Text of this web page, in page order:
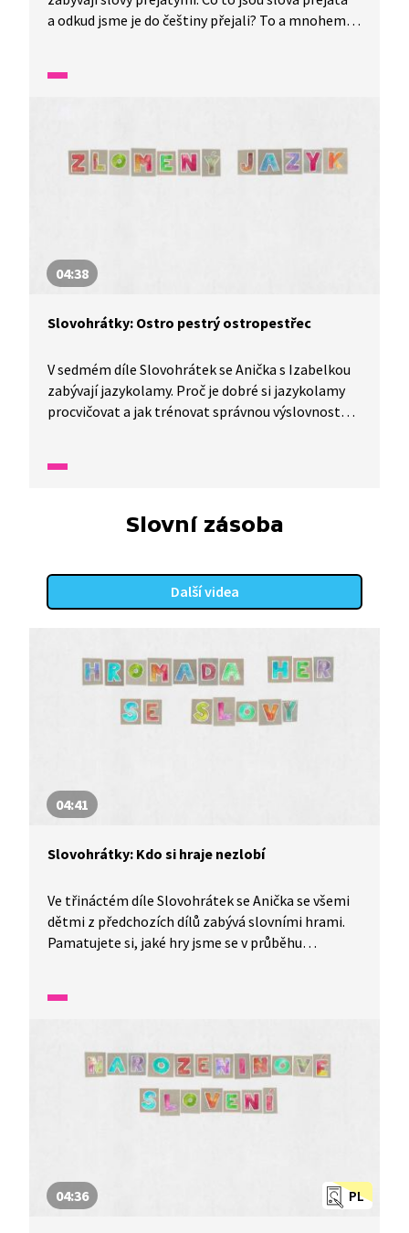
a odkud jsme je do češtiny přejali? To a mnohem
04:38
Slovohrátky: Ostro pestrý ostropestřec
V sedmém díle Slovohrátek se Anička s Izabelkou
zabývají jazykolamy. Proč je dobré si jazykolamy
procvičovat a jak trénovat správnou výslovnost
aneb ostro pestrý ostropestřec.
Slovní zásoba
Další videa
04:41
Slovohrátky: Kdo si hraje nezlobí
Ve třináctém díle Slovohrátek se Anička se všemi
dětmi z předchozích dílů zabývá slovními hrami.
Pamatujete si, jaké hry jsme se v průběhu
nezlobí.
PL
04:36